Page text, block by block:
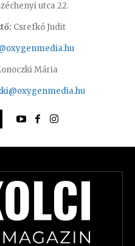
utca 22.
Csrefkó Judit
Mária